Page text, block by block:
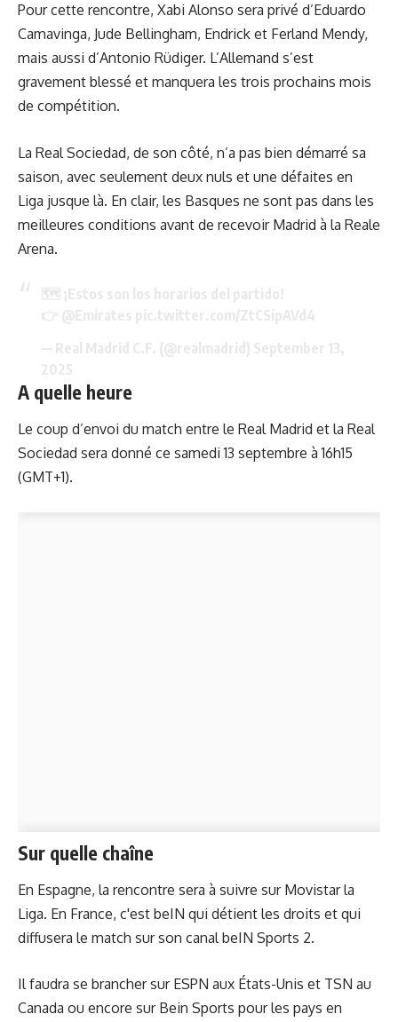
Pour cette rencontre, Xabi Alonso sera privé d’Eduardo
Camavinga, Jude Bellingham, Endrick et Ferland Mendy,
mais aussi d’Antonio Rüdiger. L’Allemand s’est
gravement blessé et manquera les trois prochains mois
de compétition.
La Real Sociedad, de son côté, n’a pas bien démarré sa
saison, avec seulement deux nuls et une défaites en
Liga jusque là. En clair, les Basques ne sont pas dans les
meilleures conditions avant de recevoir Madrid à la Reale
Arena.
A quelle heure
Le coup d’envoi du match entre le Real Madrid et la Real
Sociedad sera donné ce samedi 13 septembre à 16h15
(GMT+1).
Sur quelle chaîne
En Espagne, la rencontre sera à suivre sur Movistar la
Liga. En France, c'est beIN qui détient les droits et qui
diffusera le match sur son canal beIN Sports 2.
Il faudra se brancher sur ESPN aux États-Unis et TSN au
Canada ou encore sur Bein Sports pour les pays en